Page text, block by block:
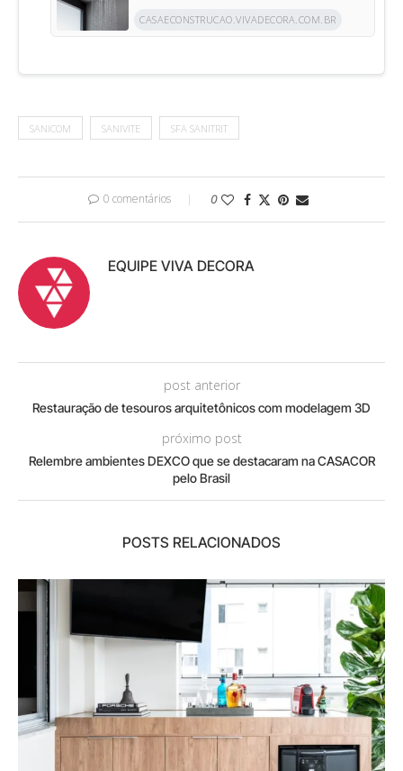
CASAECONSTRUCAO.VIVADECORA.COM.BR
SANICOM SANIVITE SFA SANITRIT
0 comentários 0
EQUIPE VIVA DECORA
post anterior
Restauração de tesouros arquitetônicos com modelagem 3D
próximo post
Relembre ambientes DEXCO que se destacaram na CASACOR
pelo Brasil
POSTS RELACIONADOS